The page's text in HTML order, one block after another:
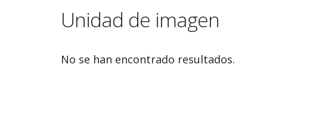
Unidad de imagen
No se han encontrado resultados.